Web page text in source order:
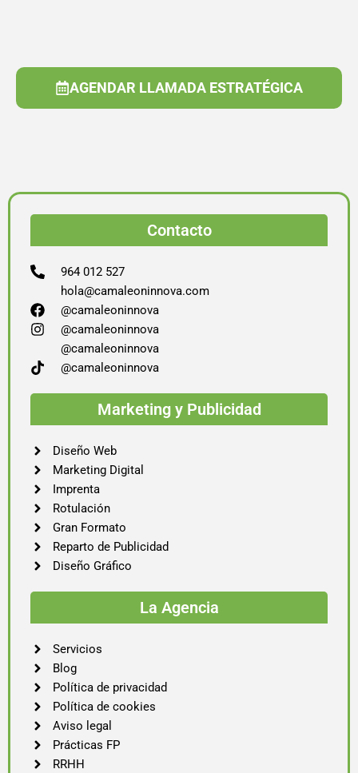
AGENDAR LLAMADA ESTRATÉGICA
Contacto
964 012 527
hola@camaleoninnova.com
@camaleoninnova
@camaleoninnova
@camaleoninnova
@camaleoninnova
Marketing y Publicidad
Diseño Web
Marketing Digital
Imprenta
Rotulación
Gran Formato
Reparto de Publicidad
Diseño Gráfico
La Agencia
Servicios
Blog
Política de privacidad
Política de cookies
Aviso legal
Prácticas FP
RRHH